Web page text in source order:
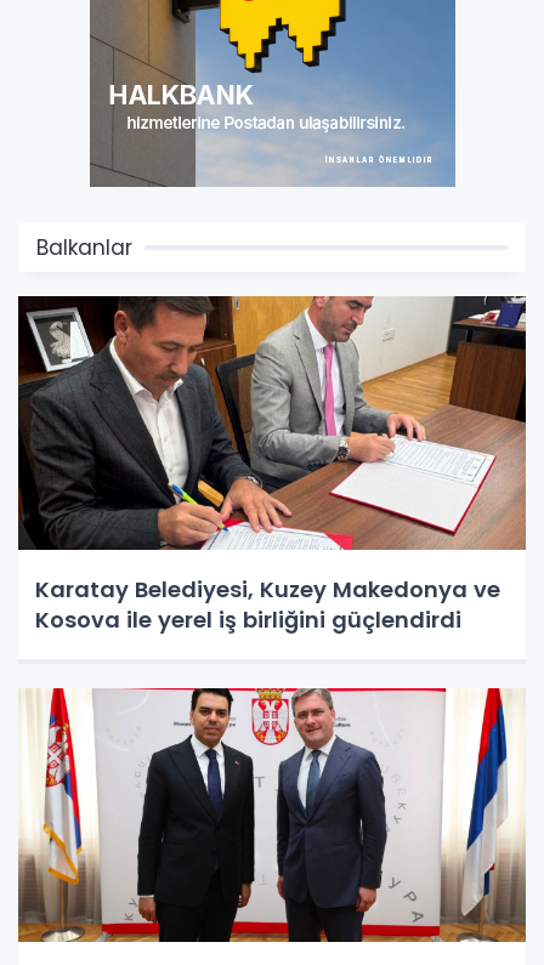
Balkanlar
Karatay Belediyesi, Kuzey Makedonya ve
Kosova ile yerel iş birliğini güçlendirdi